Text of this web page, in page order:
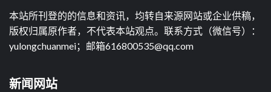
本站所刊登的的信息和资讯，均转自来源网站或企业供稿，
版权归属原作者，不代表本站观点。联系方式（微信号）：
yulongchuanmei；邮箱616800535@qq.com
新闻网站